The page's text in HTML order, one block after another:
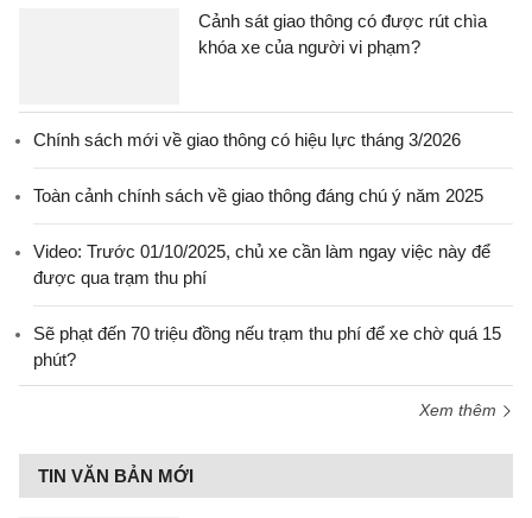
Cảnh sát giao thông có được rút chìa
khóa xe của người vi phạm?
Chính sách mới về giao thông có hiệu lực tháng 3/2026
Toàn cảnh chính sách về giao thông đáng chú ý năm 2025
Video: Trước 01/10/2025, chủ xe cần làm ngay việc này để
được qua trạm thu phí
Sẽ phạt đến 70 triệu đồng nếu trạm thu phí để xe chờ quá 15
phút?
Xem thêm
TIN VĂN BẢN MỚI